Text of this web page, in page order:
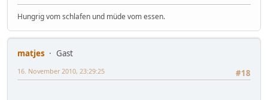
Hungrig vom schlafen und müde vom essen.
matjes
Gast
#18
16. November 2010, 23:29:25